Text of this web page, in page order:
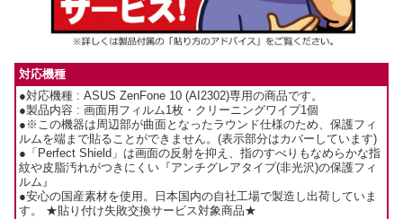
対応機種
●対応機種 : ASUS ZenFone 10 (AI2302)専用の商品です。
●製品内容 : 画面用フィルム1枚・クリーニングワイプ1個
●※この機器は周辺部が曲面となったラウンド仕様のため、保護フィ
ルムを端まで貼ることができません。(表示部分はカバーしています)
●「Perfect Shield」は画面の反射を抑え、指のすべりもなめらかな指
紋や皮脂汚れがつきにくい『アンチグレアタイプ(非光沢)の保護フィ
ルム』
●安心の国産素材を使用。日本国内の自社工場で製造し出荷していま
す。 ★貼り付け失敗交換サービス対象商品★